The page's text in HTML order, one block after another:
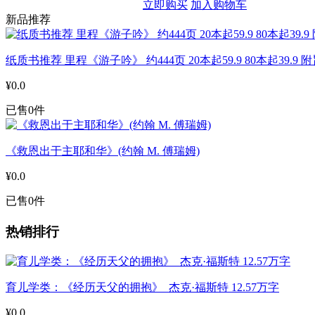
立即购买 加入购物车
新品推荐
纸质书推荐 里程《游子吟》 约444页 20本起59.9 80本起39.9
¥0.0
已售0件
《救恩出于主耶和华》(约翰 M. 傅瑞姆)
¥0.0
已售0件
热销排行
育儿学类：《经历天父的拥抱》 杰克·福斯特 12.57万字
¥0.0